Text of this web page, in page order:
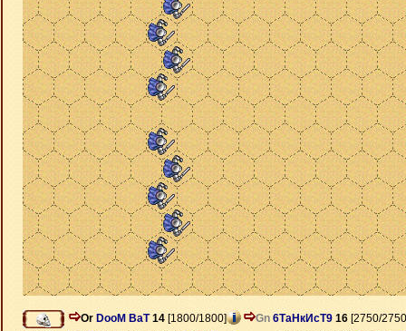
Or DooM BaT 14 [1800/1800] Gn 6ТаНкИсТ9 16 [2750/